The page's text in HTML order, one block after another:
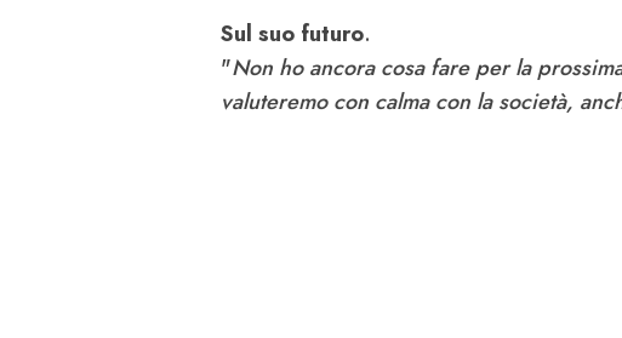
Sul suo futuro.
"Non ho ancora cosa fare per la
valuteremo con calma con la società,